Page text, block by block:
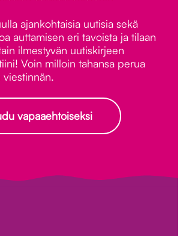
ajankohtaisia uutisia sekä
auttamisen eri tavoista ja tilaan
ilmestyvän uutiskirjeen
Voin milloin tahansa perua
viestinnän.